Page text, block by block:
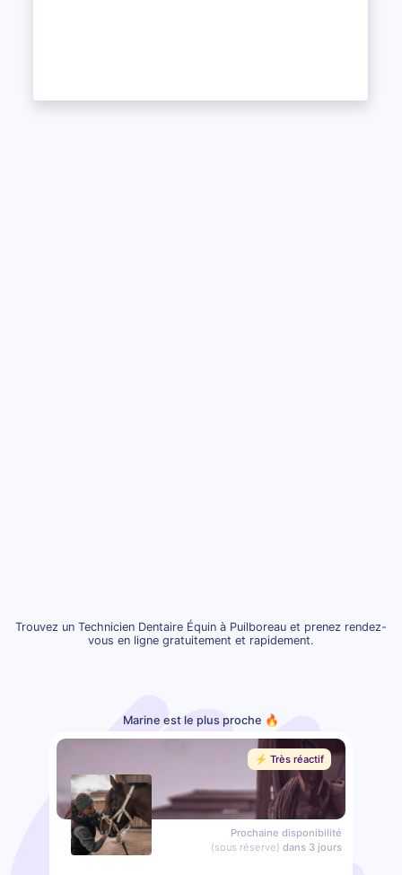
Trouvez un Technicien Dentaire Équin à Puilboreau et prenez rendez-
vous en ligne gratuitement et rapidement.
Marine est le plus proche 🔥
⚡️ Très réactif
Prochaine disponibilité
(sous réserve) dans 3 jours